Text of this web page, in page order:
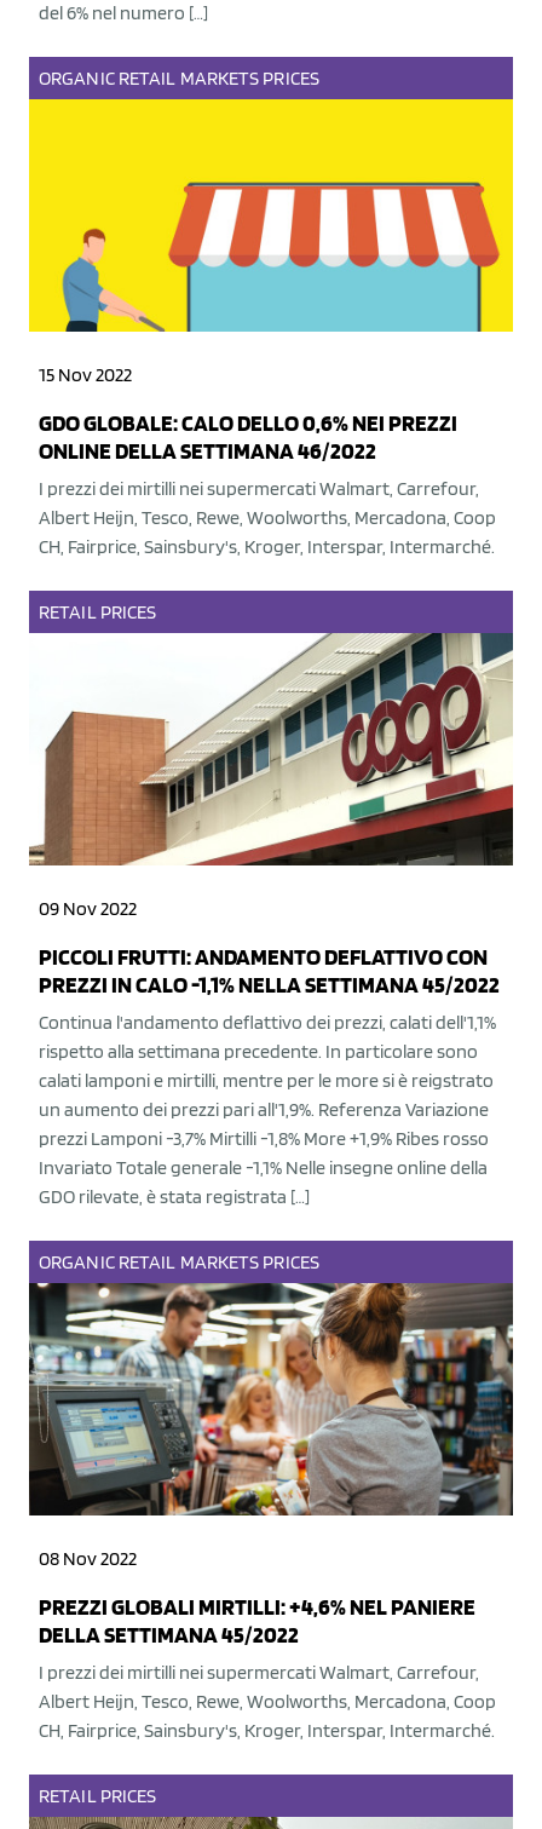
del 6% nel numero […]
ORGANIC RETAIL MARKETS PRICES
15 Nov 2022
GDO GLOBALE: CALO DELLO 0,6% NEI PREZZI
ONLINE DELLA SETTIMANA 46/2022
I prezzi dei mirtilli nei supermercati Walmart, Carrefour,
Albert Heijn, Tesco, Rewe, Woolworths, Mercadona, Coop
CH, Fairprice, Sainsbury's, Kroger, Interspar, Intermarché.
RETAIL PRICES
09 Nov 2022
PICCOLI FRUTTI: ANDAMENTO DEFLATTIVO CON
PREZZI IN CALO -1,1% NELLA SETTIMANA 45/2022
Continua l'andamento deflattivo dei prezzi, calati dell'1,1%
rispetto alla settimana precedente. In particolare sono
calati lamponi e mirtilli, mentre per le more si è reigstrato
un aumento dei prezzi pari all'1,9%. Referenza Variazione
prezzi Lamponi -3,7% Mirtilli -1,8% More +1,9% Ribes rosso
Invariato Totale generale -1,1% Nelle insegne online della
GDO rilevate, è stata registrata […]
ORGANIC RETAIL MARKETS PRICES
08 Nov 2022
PREZZI GLOBALI MIRTILLI: +4,6% NEL PANIERE
DELLA SETTIMANA 45/2022
I prezzi dei mirtilli nei supermercati Walmart, Carrefour,
Albert Heijn, Tesco, Rewe, Woolworths, Mercadona, Coop
CH, Fairprice, Sainsbury's, Kroger, Interspar, Intermarché.
RETAIL PRICES